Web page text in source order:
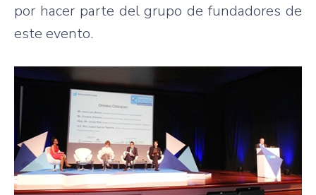
por hacer parte del grupo de fundadores de
este evento.